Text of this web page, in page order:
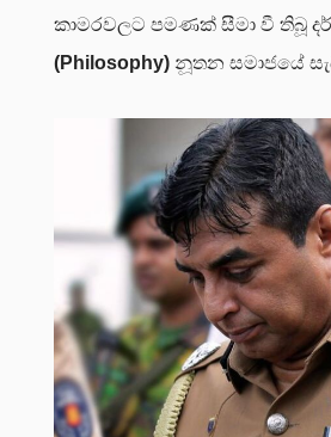
කාමරවලට පමණක් සීමා වී තිබූ
(Philosophy) නූතන සමාජයේ